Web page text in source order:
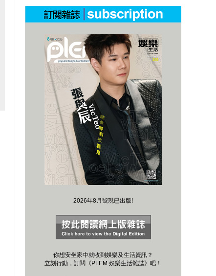
2026年8月號現已出版!
你想安坐家中就收到娛樂及生活資訊？
立刻行動，訂閱《PLEM 娛樂生活雜誌》吧！